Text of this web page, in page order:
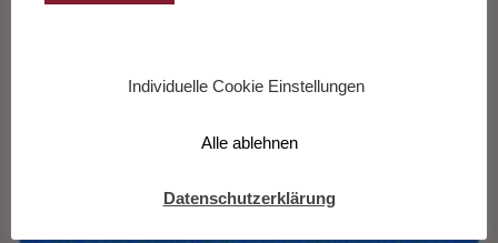
Individuelle Cookie Einstellungen
Alle ablehnen
Datenschutzerklärung